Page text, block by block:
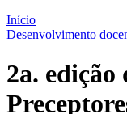
Início
Desenvolvimento
2a. edição